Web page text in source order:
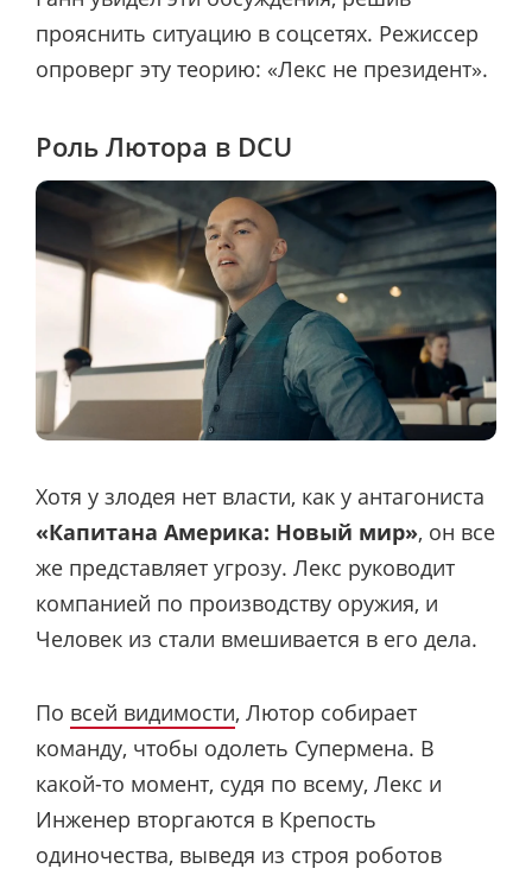
прояснить ситуацию в соцсетях. Режиссер
опроверг эту теорию: «Лекс не президент».
Роль Лютора в DCU
Хотя у злодея нет власти, как у антагониста
«Капитана Америка: Новый мир», он все
же представляет угрозу. Лекс руководит
компанией по производству оружия, и
Человек из стали вмешивается в его дела.
По всей видимости, Лютор собирает
команду, чтобы одолеть Супермена. В
какой-то момент, судя по всему, Лекс и
Инженер вторгаются в Крепость
одиночества, выведя из строя роботов